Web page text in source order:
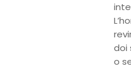
doi
o